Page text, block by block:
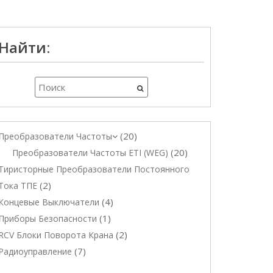
Найти:
Частоты 20
Преобразователи Частоты ETI (WEG) 20
Преобразователи Постоянного
ТПЕ 2
Выключатели 4
Безопасности 1
Блоки Поворота Крана 2
7